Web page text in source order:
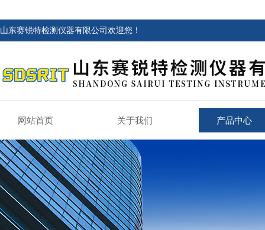
山东赛锐特检测仪器有限公司欢迎您！
网站首页 关于我们 产品中心